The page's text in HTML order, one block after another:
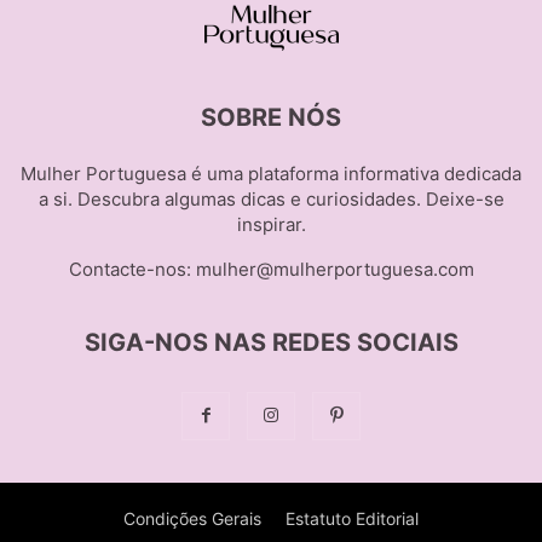
SOBRE NÓS
Mulher Portuguesa é uma plataforma informativa dedicada
a si. Descubra algumas dicas e curiosidades. Deixe-se
inspirar.
Contacte-nos: mulher@mulherportuguesa.com
SIGA-NOS NAS REDES SOCIAIS
Condições Gerais Estatuto Editorial